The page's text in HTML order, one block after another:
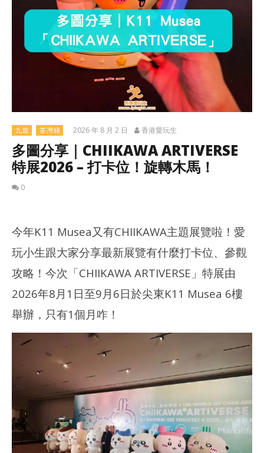
九龍 荃灣綫 2026 年 8 月 2 日 香港愛玩生
多圖分享｜CHIIKAWA ARTIVERSE
特展2026 – 打卡位！旋轉木馬！
0
NOW VIEWING
多圖分享｜CHIIKAWA ARTIVERSE 特展2026 – 打卡位！旋轉木
馬！
2026
年 8
月 2
日
月 2
日
今年K11 Musea又有CHIIKAWA主題展覽啦！愛
玩小生跟大家分享最新展覽有什麼打卡位、參觀
攻略！今次「CHIIKAWA ARTIVERSE」特展由
2026年8月1日至9月6日於尖東K11 Musea 6樓
舉辦，只有1個月咋！